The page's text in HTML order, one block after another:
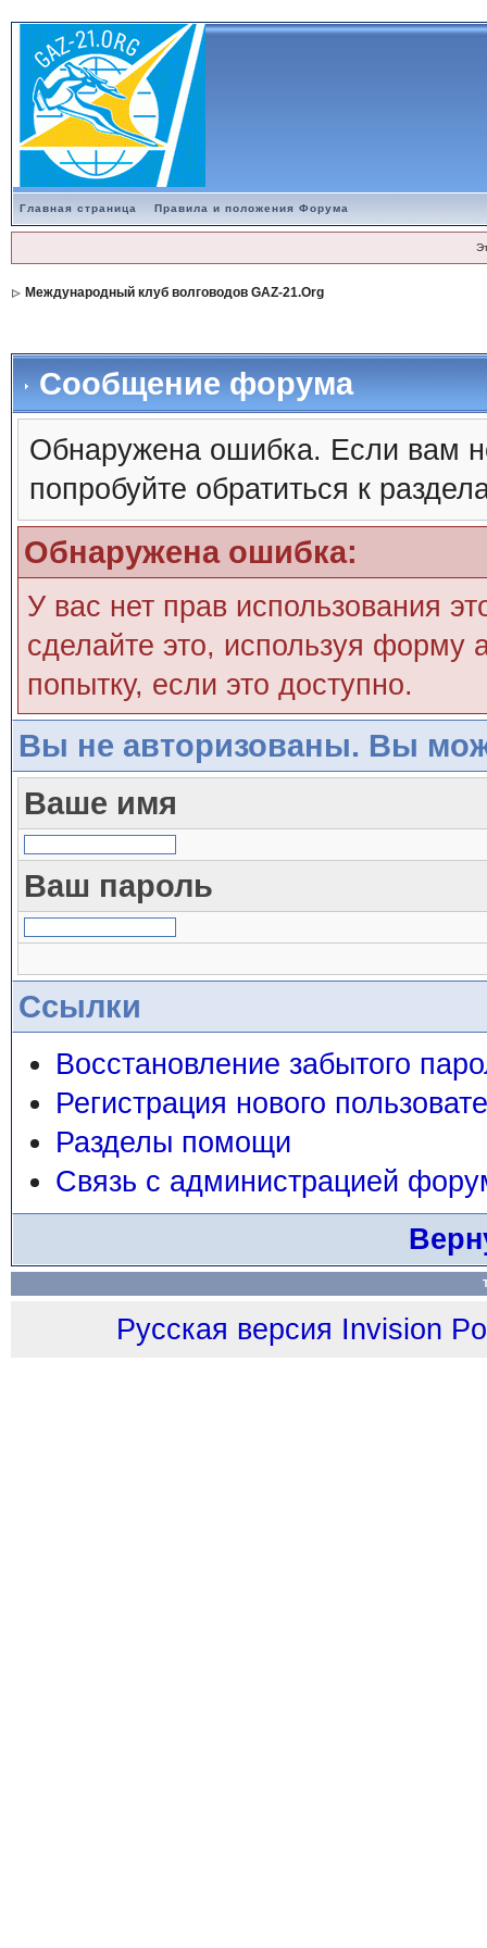
Главная страница Правила и положения Форума
Международный клуб волговодов GAZ-21.Org
Сообщение форума
Обнаружена ошибка. Если вам
попробуйте обратиться к
Обнаружена ошибка:
У вас нет прав использования
сделайте это, используя форму
попытку, если это доступно.
Вы не авторизованы. Вы
Ваше имя
Ваш пароль
Ссылки
Восстановление забытого
Регистрация нового
Разделы помощи
Связь с администрацией
Русская версия Invision